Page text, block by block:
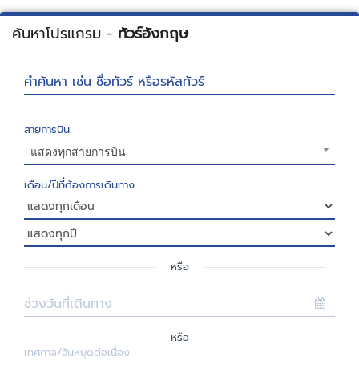
ค้นหาโปรแกรม - ทัวร์อังกฤษ
คำค้นหา เช่น ชื่อทัวร์ หรือรหัสทัวร์
แสดงทุกสายการบิน
สายการบิน
เดือน/ปีที่ต้องการเดินทาง
หรือ
ช่วงวันที่เดินทาง
หรือ
เทศกาล/วันหยุดต่อเนื่อง